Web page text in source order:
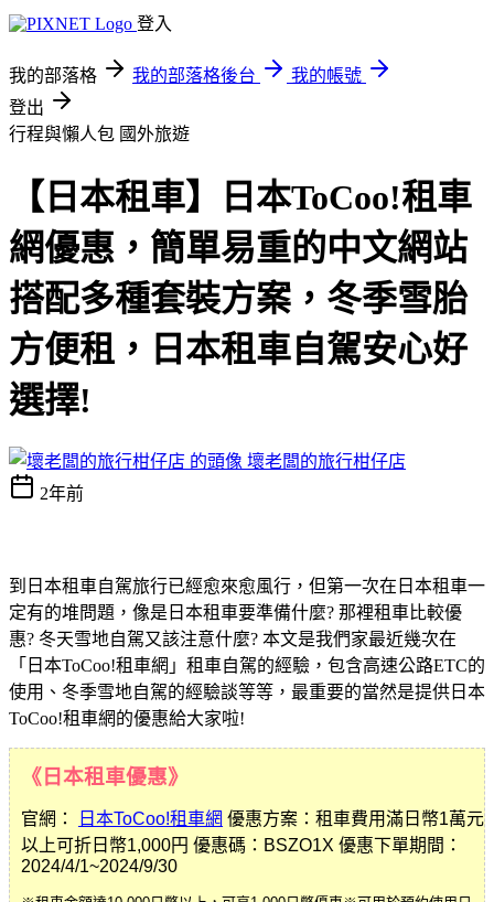
登入
我的部落格 我的部落格後台
我的帳號
登出
行程與懶人包 國外旅遊
【日本租車】日本ToCoo!租車
網優惠，簡單易重的中文網站
搭配多種套裝方案，冬季雪胎
方便租，日本租車自駕安心好
選擇!
壞老闆的旅行柑仔店
2年前
到日本租車自駕旅行已經愈來愈風行，但第一次在日本租車一
定有的堆問題，像是日本租車要準備什麼? 那裡租車比較優
惠? 冬天雪地自駕又該注意什麼? 本文是我們家最近幾次在
「日本ToCoo!租車網」租車自駕的經驗，包含高速公路ETC的
使用、冬季雪地自駕的經驗談等等，最重要的當然是提供日本
ToCoo!租車網的優惠給大家啦!
《日本租車優惠》
官網： 日本ToCoo!租車網 優惠方案：租車費用滿日幣1萬元
以上可折日幣1,000円 優惠碼：BSZO1X 優惠下單期間：
2024/4/1~2024/9/30